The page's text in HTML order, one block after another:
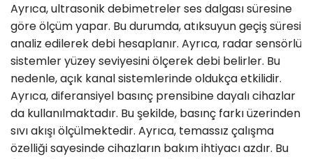
Ayrıca, ultrasonik debimetreler ses dalgası süresine
göre ölçüm yapar. Bu durumda, atıksuyun geçiş süresi
analiz edilerek debi hesaplanır. Ayrıca, radar sensörlü
sistemler yüzey seviyesini ölçerek debi belirler. Bu
nedenle, açık kanal sistemlerinde oldukça etkilidir.
Ayrıca, diferansiyel basınç prensibine dayalı cihazlar
da kullanılmaktadır. Bu şekilde, basınç farkı üzerinden
sıvı akışı ölçülmektedir. Ayrıca, temassız çalışma
özelliği sayesinde cihazların bakım ihtiyacı azdır. Bu